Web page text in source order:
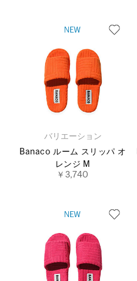
バリエーション
Banaco ルーム スリッパ オ
レンジ M
￥3,740